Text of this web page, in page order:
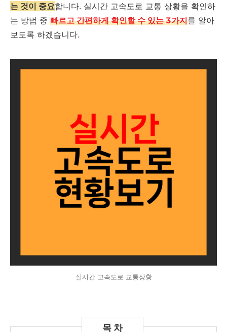
는 것이 중요합니다. 실시간 고속도로 교통 상황을 확인하
는 방법 중 빠르고 간편하게 확인할 수 있는 3가지를 알아
보도록 하겠습니다.
실시간 고속도로 교통상황